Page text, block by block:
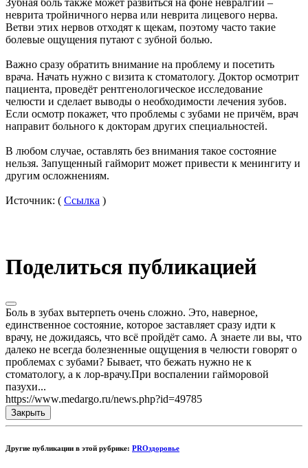
Зубная боль также может развиться на фоне невралгии –
неврита тройничного нерва или неврита лицевого нерва.
Ветви этих нервов отходят к щекам, поэтому часто такие
болевые ощущения путают с зубной болью.
Важно сразу обратить внимание на проблему и посетить
врача. Начать нужно с визита к стоматологу. Доктор осмотрит
пациента, проведёт рентгенологическое исследование
челюсти и сделает выводы о необходимости лечения зубов.
Если осмотр покажет, что проблемы с зубами не причём, врач
направит больного к докторам других специальностей.
В любом случае, оставлять без внимания такое состояние
нельзя. Запущенный гайморит может привести к менингиту и
другим осложнениям.
Источник: ( Ссылка )
Поделиться публикацией
Боль в зубах вытерпеть очень сложно. Это, наверное,
единственное состояние, которое заставляет сразу идти к
врачу, не дожидаясь, что всё пройдёт само. А знаете ли вы, что
далеко не всегда болезненные ощущения в челюсти говорят о
проблемах с зубами? Бывает, что бежать нужно не к
стоматологу, а к лор-врачу.При воспалении гайморовой
пазухи...
https://www.medargo.ru/news.php?id=49785
Закрыть
Другие публикации в этой рубрике: PROздоровье